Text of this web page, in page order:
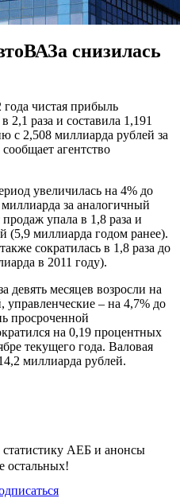
снизилась
чистая прибыль
2,1 раза и составила 1,191
с 2,508 миллиарда рублей за
агентство
увеличилась на 4% до
за аналогичный
упала в 1,8 раза и
(5,9 миллиарда годом ранее).
сократилась в 1,8 раза до
в 2011 году).
девять месяцев возросли на
управленческие – на 4,7% до
просроченной
на 0,19 процентных
текущего года. Валовая
миллиарда рублей.
статистику АЕБ и анонсы
остальных!